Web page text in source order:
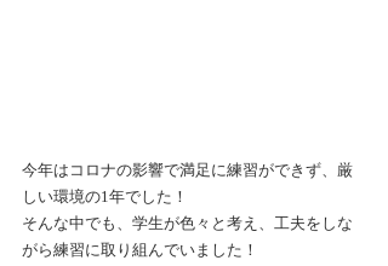
今年はコロナの影響で満足に練習ができず、厳
しい環境の1年でした！
そんな中でも、学生が色々と考え、工夫をしな
がら練習に取り組んでいました！